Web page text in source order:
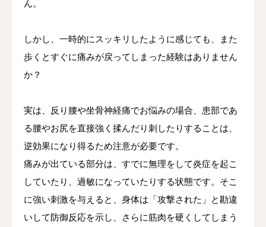
ん。
しかし、一時的にスッキリしたように感じても、また
歩くとすぐに痛みが戻ってしまった経験はありません
か？
実は、反り腰や坐骨神経痛でお悩みの場合、患部であ
る腰やお尻を直接強く揉んだり刺したりすることは、
逆効果になり得るため注意が必要です。
痛みが出ている部分は、すでに無理をして炎症を起こ
していたり、過敏になっていたりする状態です。そこ
に強い刺激を与えると、身体は「攻撃された」と勘違
いして防御反応を示し、さらに筋肉を硬くしてしまう